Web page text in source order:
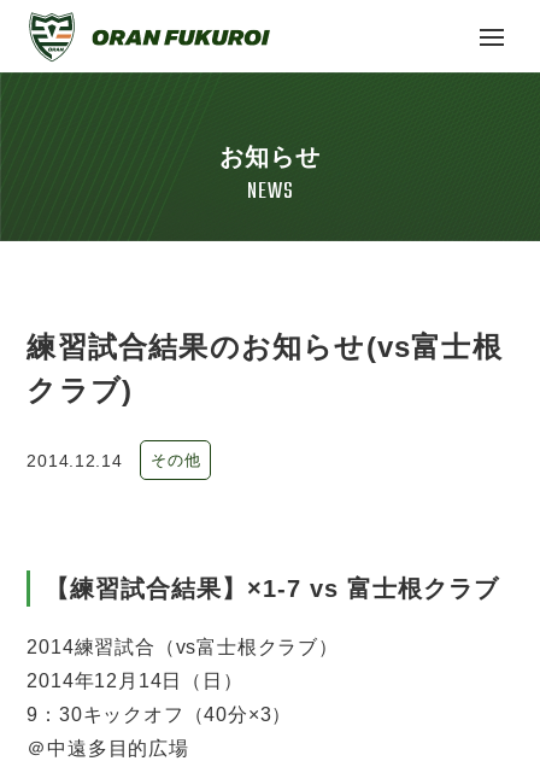
お知らせ
NEWS
練習試合結果のお知らせ(vs富士根
クラブ)
2014.12.14 その他
【練習試合結果】×1-7 vs 富士根クラブ
2014練習試合（vs富士根クラブ）
2014年12月14日（日）
9：30キックオフ（40分×3）
＠中遠多目的広場